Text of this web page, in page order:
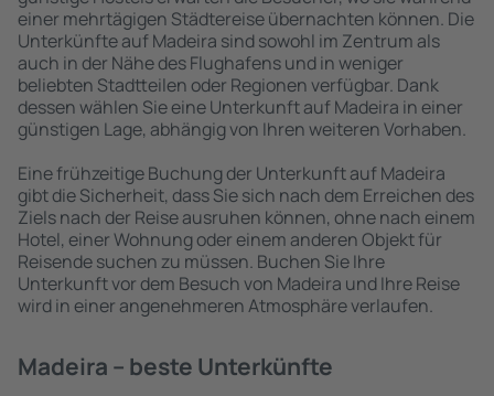
einer mehrtägigen Städtereise übernachten können. Die
Unterkünfte auf Madeira sind sowohl im Zentrum als
auch in der Nähe des Flughafens und in weniger
beliebten Stadtteilen oder Regionen verfügbar. Dank
dessen wählen Sie eine Unterkunft auf Madeira in einer
günstigen Lage, abhängig von Ihren weiteren Vorhaben.
Eine frühzeitige Buchung der Unterkunft auf Madeira
gibt die Sicherheit, dass Sie sich nach dem Erreichen des
Ziels nach der Reise ausruhen können, ohne nach einem
Hotel, einer Wohnung oder einem anderen Objekt für
Reisende suchen zu müssen. Buchen Sie Ihre
Unterkunft vor dem Besuch von Madeira und Ihre Reise
wird in einer angenehmeren Atmosphäre verlaufen.
Madeira – beste Unterkünfte